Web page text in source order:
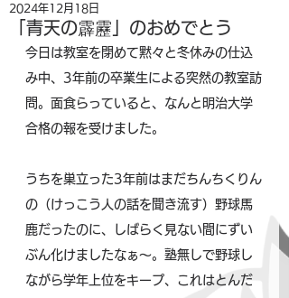
「青天の霹靂」のおめでとう
2024年12月18日
今日は教室を閉めて黙々と冬休みの仕込
み中、3年前の卒業生による突然の教室訪
問。面食らっていると、なんと明治大学
合格の報を受けました。
うちを巣立った3年前はまだちんちくりん
の（けっこう人の話を聞き流す）野球馬
鹿だったのに、しばらく見ない間にずい
ぶん化けましたなぁ〜。塾無しで野球し
ながら学年上位をキープ、これはとんだ